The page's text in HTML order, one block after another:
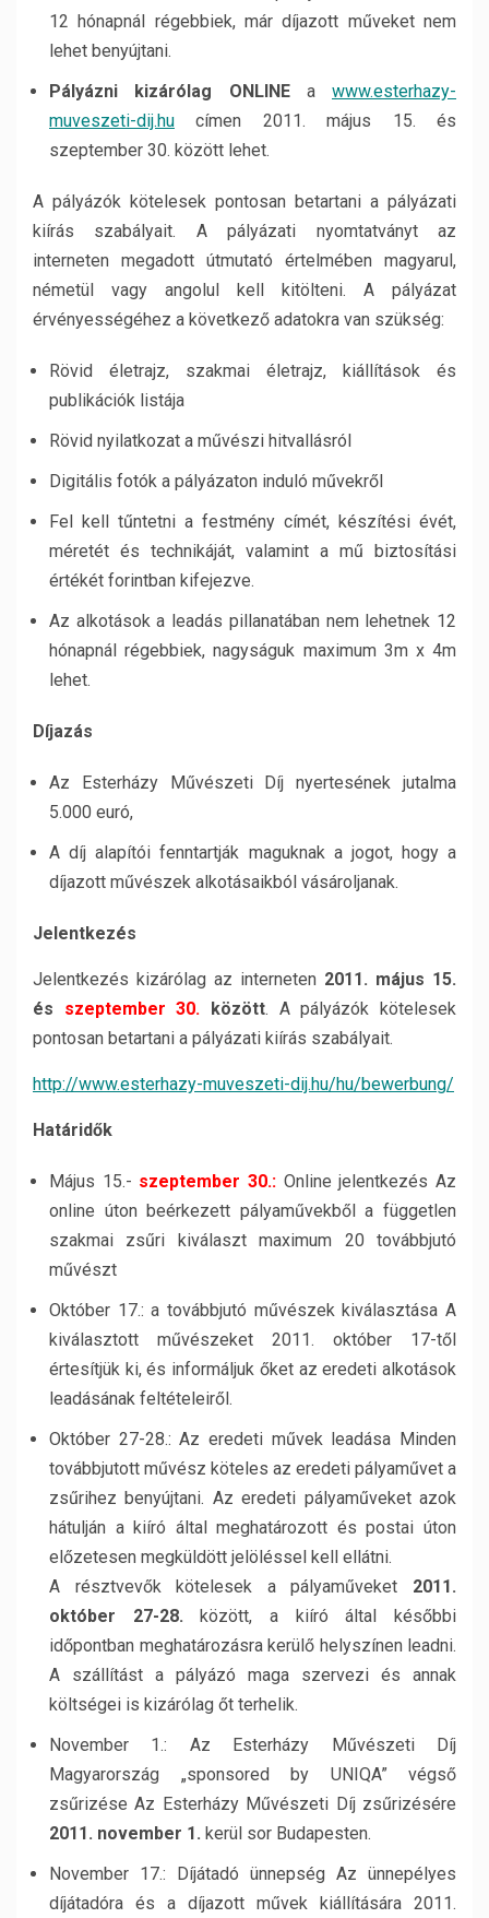
12 hónapnál régebbiek, már díjazott műveket nem
lehet benyújtani.
Pályázni kizárólag ONLINEa www.esterhazy-
muveszeti-dij.hu címen 2011. május 15. és
szeptember 30. között lehet.
A pályázók kötelesek pontosan betartani a pályázati
kiírás szabályait. A pályázati nyomtatványt az
interneten megadott útmutató értelmében magyarul,
németül vagy angolul kell kitölteni. A pályázat
érvényességéhez a következő adatokra van szükség:
Rövid életrajz, szakmai életrajz, kiállítások és
publikációk listája
Rövid nyilatkozat a művészi hitvallásról
Digitális fotók a pályázaton induló művekről
Fel kell tűntetni a festmény címét, készítési évét,
méretét és technikáját, valamint a mű biztosítási
értékét forintban kifejezve.
Az alkotások a leadás pillanatában nem lehetnek 12
hónapnál régebbiek, nagyságuk maximum 3m x 4m
lehet.
Díjazás
Az Esterházy Művészeti Díj nyertesének jutalma
5.000 euró,
A díj alapítói fenntartják maguknak a jogot, hogy a
díjazott művészek alkotásaikból vásároljanak.
Jelentkezés
Jelentkezés kizárólag az interneten 2011. május 15.
és szeptember 30. között. A pályázók kötelesek
pontosan betartani a pályázati kiírás szabályait.
http://www.esterhazy-muveszeti-dij.hu/hu/bewerbung/
Határidők
Május 15.- szeptember 30.: Online jelentkezés Az
online úton beérkezett pályaművekből a független
szakmai zsűri kiválaszt maximum 20 továbbjutó
művészt
Október 17.: a továbbjutó művészek kiválasztása A
kiválasztott művészeket 2011. október 17-től
értesítjük ki, és informáljuk őket az eredeti alkotások
leadásának feltételeiről.
Október 27-28.: Az eredeti művek leadása Minden
továbbjutott művész köteles az eredeti pályaművet a
zsűrihez benyújtani. Az eredeti pályaműveket azok
hátulján a kiíró által meghatározott és postai úton
előzetesen megküldött jelöléssel kell ellátni.
A résztvevők kötelesek a pályaműveket 2011.
október 27-28. között, a kiíró által későbbi
időpontban meghatározásra kerülő helyszínen leadni.
A szállítást a pályázó maga szervezi és annak
költségei is kizárólag őt terhelik.
November 1.: Az Esterházy Művészeti Díj
Magyarország „sponsored by UNIQA” végső
zsűrizése Az Esterházy Művészeti Díj zsűrizésére
2011. november 1. kerül sor Budapesten.
November 17.: Díjátadó ünnepség Az ünnepélyes
díjátadóra és a díjazott művek kiállítására 2011.